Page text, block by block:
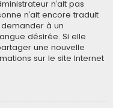
n’ait pas
n’ait encore traduit
demander à un
désirée. Si elle
une nouvelle
sur le site Internet